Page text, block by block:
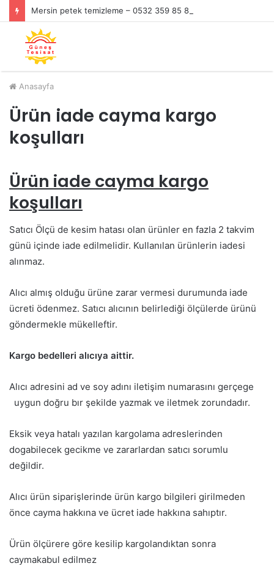
Mersin petek temizleme – 0532 359 85 86
Anasayfa
Ürün iade cayma kargo
koşulları
Ürün iade cayma kargo
koşulları
Satıcı Ölçü de kesim hatası olan ürünler en fazla 2 takvim
günü içinde iade edilmelidir. Kullanılan ürünlerin iadesi
alınmaz.
Alıcı almış olduğu ürüne zarar vermesi durumunda iade
ücreti ödenmez. Satıcı alıcının belirlediği ölçülerde ürünü
göndermekle mükelleftir.
Kargo bedelleri alıcıya aittir.
Alıcı adresini ad ve soy adını iletişim numarasını gerçege
uygun doğru bır şekilde yazmak ve iletmek zorundadır.
Eksik veya hatalı yazılan kargolama adreslerinden
dogabilecek gecikme ve zararlardan satıcı sorumlu
değildir.
Alıcı ürün siparişlerinde ürün kargo bilgileri girilmeden
önce cayma hakkına ve ücret iade hakkına sahıptır.
Ürün ölçürere göre kesilip kargolandıktan sonra
caymakabul edilmez